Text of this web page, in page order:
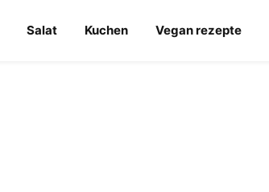
Salat Kuchen Vegan rezepte